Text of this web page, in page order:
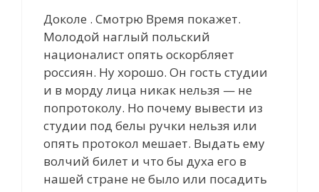
Доколе . Смотрю Время покажет.
Молодой наглый польский
националист опять оскорбляет
россиян. Ну хорошо. Он гость студии
и в морду лица никак нельзя — не
попротоколу. Но почему вывести из
студии под белы ручки нельзя или
опять протокол мешает. Выдать ему
волчий билет и что бы духа его в
нашей стране не было или посадить